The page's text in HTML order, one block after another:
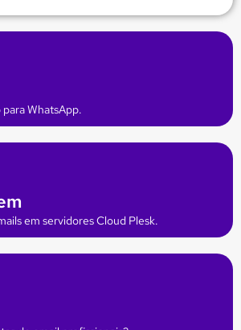
WhatsApp.
em servidores Cloud Plesk.